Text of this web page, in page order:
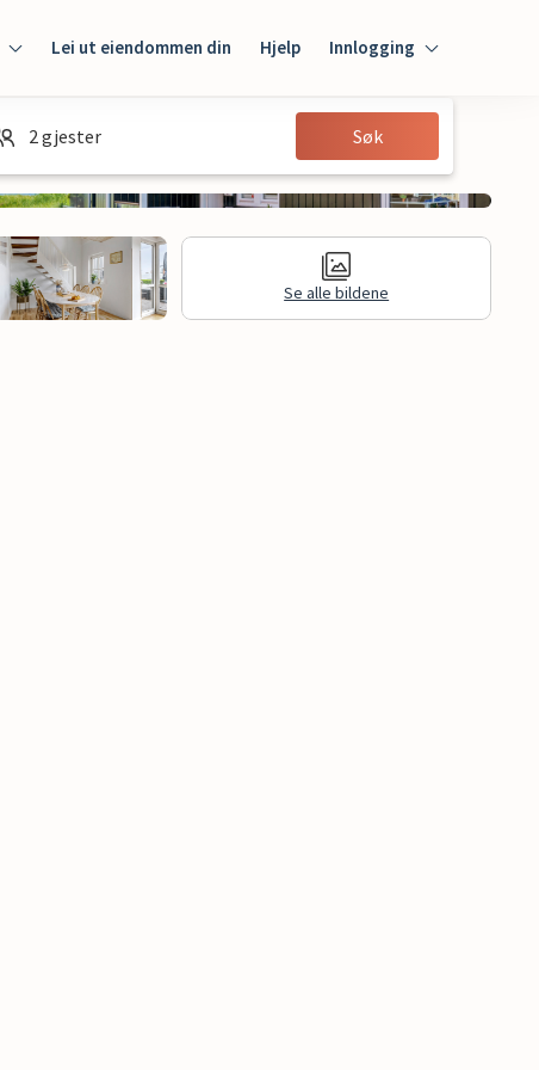
Lei ut eiendommen din Hjelp Innlogging
Innlogging
Gjest
2 gjester Søk
Se alle bildene